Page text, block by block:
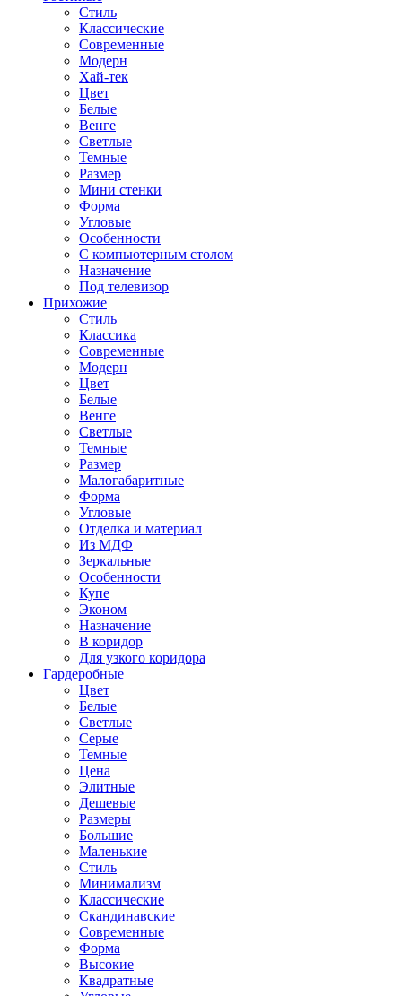
Стиль
Классические
Современные
Модерн
Хай-тек
Цвет
Белые
Венге
Светлые
Темные
Размер
Мини стенки
Форма
Угловые
Особенности
С компьютерным столом
Назначение
Под телевизор
Прихожие
Стиль
Классика
Современные
Модерн
Цвет
Белые
Венге
Светлые
Темные
Размер
Малогабаритные
Форма
Угловые
Отделка и материал
Из МДФ
Зеркальные
Особенности
Купе
Эконом
Назначение
В коридор
Для узкого коридора
Гардеробные
Цвет
Белые
Светлые
Серые
Темные
Цена
Элитные
Дешевые
Размеры
Большие
Маленькие
Стиль
Минимализм
Классические
Скандинавские
Современные
Форма
Высокие
Квадратные